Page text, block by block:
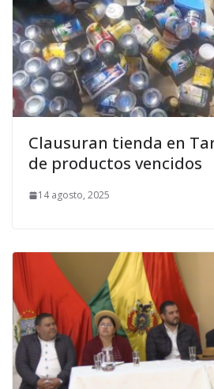
Clausuran tienda en
de productos vencidos
14 agosto, 2025